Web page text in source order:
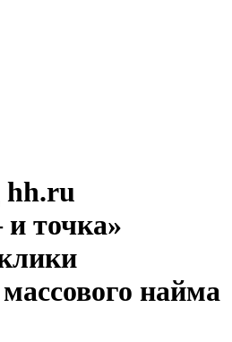
hh.ru
точка»
найма